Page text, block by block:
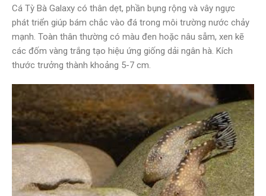
Cá Tỳ Bà Galaxy có thân dẹt, phần bụng rộng và vây ngực
phát triển giúp bám chắc vào đá trong môi trường nước chảy
mạnh. Toàn thân thường có màu đen hoặc nâu sẫm, xen kẽ
các đốm vàng trắng tạo hiệu ứng giống dải ngân hà. Kích
thước trưởng thành khoảng 5-7 cm.